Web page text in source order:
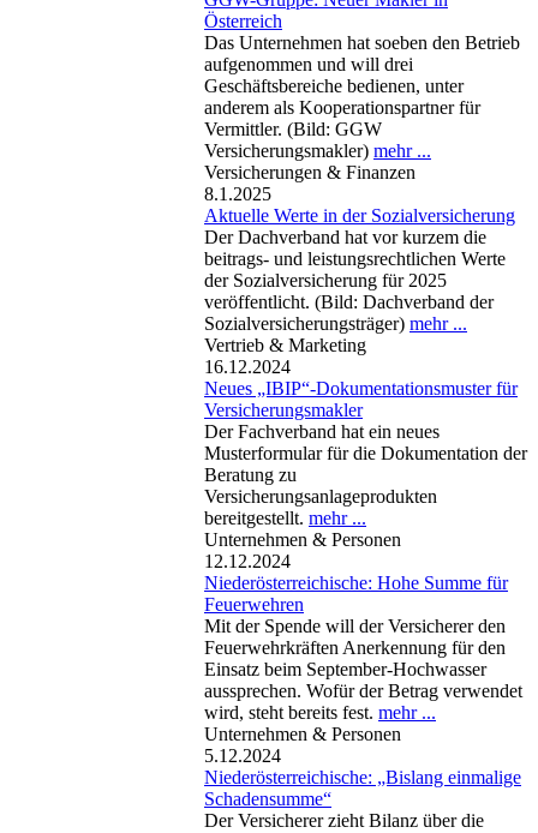
Österreich
Das Unternehmen hat soeben den Betrieb
aufgenommen und will drei
Geschäftsbereiche bedienen, unter
anderem als Kooperationspartner für
Vermittler. (Bild: GGW
Versicherungsmakler) mehr ...
Versicherungen & Finanzen
8.1.2025
Aktuelle Werte in der Sozialversicherung
Der Dachverband hat vor kurzem die
beitrags- und leistungsrechtlichen Werte
der Sozialversicherung für 2025
veröffentlicht. (Bild: Dachverband der
Sozialversicherungsträger) mehr ...
Vertrieb & Marketing
16.12.2024
Neues „IBIP“-Dokumentationsmuster für
Versicherungsmakler
Der Fachverband hat ein neues
Musterformular für die Dokumentation der
Beratung zu
Versicherungsanlageprodukten
bereitgestellt. mehr ...
Unternehmen & Personen
12.12.2024
Niederösterreichische: Hohe Summe für
Feuerwehren
Mit der Spende will der Versicherer den
Feuerwehrkräften Anerkennung für den
Einsatz beim September-Hochwasser
aussprechen. Wofür der Betrag verwendet
wird, steht bereits fest. mehr ...
Unternehmen & Personen
5.12.2024
Niederösterreichische: „Bislang einmalige
Schadensumme“
Der Versicherer zieht Bilanz über die